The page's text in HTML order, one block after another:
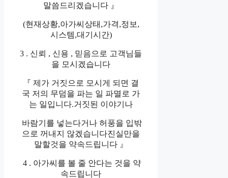
말씀드리겠습니다 』
(현재상황,아가씨상태,가격,정보,
시스템,대기시간)
3 . 신뢰 , 신용 , 믿음으로 고객님들
을 모시겠습니다
『 제가 거짓으로 모시게 되면 결
국 저의 무덤을 파는 일 파멸로 가
는 일입니다.거짓된 이야기나
바람기를 넣는다거나 허풍을 입밖
으로 꺼내지 않겠습니다진실만을
말할것을 약속드립니다 』
4 . 아가씨를 볼 줄 안다는 것을 약
속드립니다